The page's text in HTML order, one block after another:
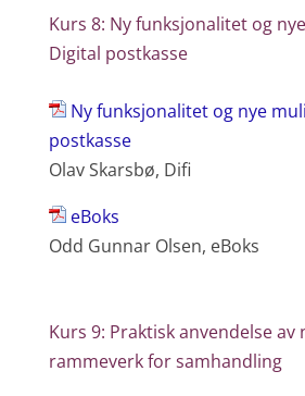
Kurs 8: Ny funksjonalitet og
Digital postkasse
Ny funksjonalitet og nye
postkasse
Olav Skarsbø, Difi
eBoks
Odd Gunnar Olsen, eBoks
Kurs 9: Praktisk anvendelse av
rammeverk for samhandling